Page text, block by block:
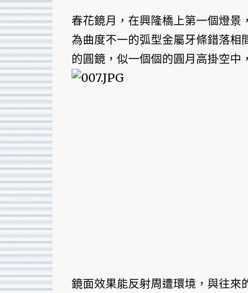
春花鏡月，在興隆橋上第一個燈景
為曲度不一的弧型金屬牙條錯落相
的圓鏡，似一個個的圓月高掛空中
鏡面效果能反射周遭環境，與往來